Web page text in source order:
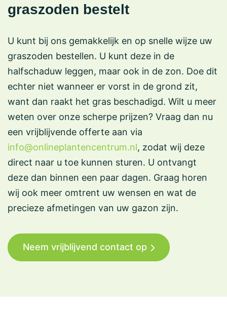
graszoden bestelt
U kunt bij ons gemakkelijk en op snelle wijze uw
graszoden bestellen. U kunt deze in de
halfschaduw leggen, maar ook in de zon. Doe dit
echter niet wanneer er vorst in de grond zit,
want dan raakt het gras beschadigd. Wilt u meer
weten over onze scherpe prijzen? Vraag dan nu
een vrijblijvende offerte aan via
info@onlineplantencentrum.nl, zodat wij deze
direct naar u toe kunnen sturen. U ontvangt
deze dan binnen een paar dagen. Graag horen
wij ook meer omtrent uw wensen en wat de
precieze afmetingen van uw gazon zijn.
Neem vrijblijvend contact op